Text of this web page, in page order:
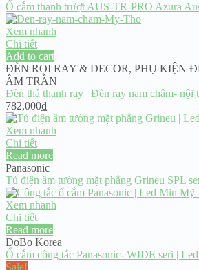
Ổ cắm thanh trượt AUS-TR-PRO Azura
Xem nhanh
Chi tiết
Add to cart
ĐÈN RỌI RAY & DECOR, PHỤ KIỆN
ÂM TRẦN
Đèn thả thanh ray | Đèn ray nam châm- nội
782,000₫
Xem nhanh
Chi tiết
Read more
Panasonic
Tủ điện âm tường mặt phẳng Grineu SPL
Xem nhanh
Chi tiết
Read more
DoBo Korea
Ổ cắm công tắc Panasonic- WIDE seri |
Sale!